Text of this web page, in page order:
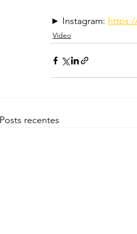
► Instagram:
Vídeo
Posts recentes